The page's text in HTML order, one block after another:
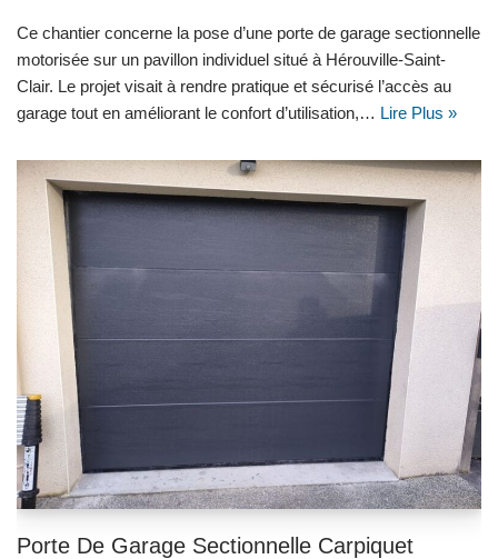
Ce chantier concerne la pose d’une porte de garage sectionnelle
motorisée sur un pavillon individuel situé à Hérouville-Saint-
Clair. Le projet visait à rendre pratique et sécurisé l’accès au
garage tout en améliorant le confort d’utilisation,… Lire Plus »
Porte De Garage Sectionnelle Carpiquet